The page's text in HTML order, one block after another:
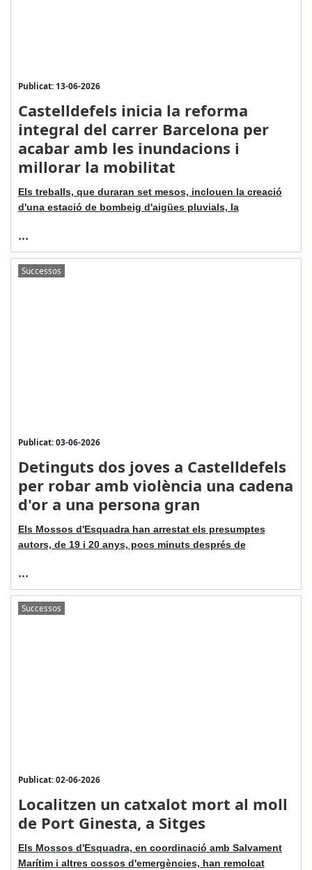
Publicat: 13-06-2026
Castelldefels inicia la reforma
integral del carrer Barcelona per
acabar amb les inundacions i
millorar la mobilitat
Els treballs, que duraran set mesos, inclouen la creació
d'una estació de bombeig d'aigües pluvials, la
...
Successos
Publicat: 03-06-2026
Detinguts dos joves a Castelldefels
per robar amb violència una cadena
d'or a una persona gran
Els Mossos d'Esquadra han arrestat els presumptes
autors, de 19 i 20 anys, pocs minuts després de
...
Successos
Publicat: 02-06-2026
Localitzen un catxalot mort al moll
de Port Ginesta, a Sitges
Els Mossos d'Esquadra, en coordinació amb Salvament
Marítim i altres cossos d'emergències, han remolcat